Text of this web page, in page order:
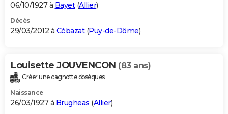
06/10/1927 à Bayet(Allier)
Décès
29/03/2012 à Cébazat(Puy-de-Dôme)
Louisette JOUVENCON (83 ans)
Créer une cagnotte obsèques
Naissance
26/03/1927 à Brugheas (Allier)